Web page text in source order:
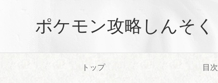
ポケモン攻略しんそく
トップ 目次